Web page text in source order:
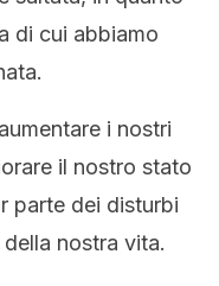
di cui abbiamo
i nostri
il nostro stato
parte dei disturbi
nostra vita.